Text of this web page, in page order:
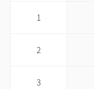
1
2
3